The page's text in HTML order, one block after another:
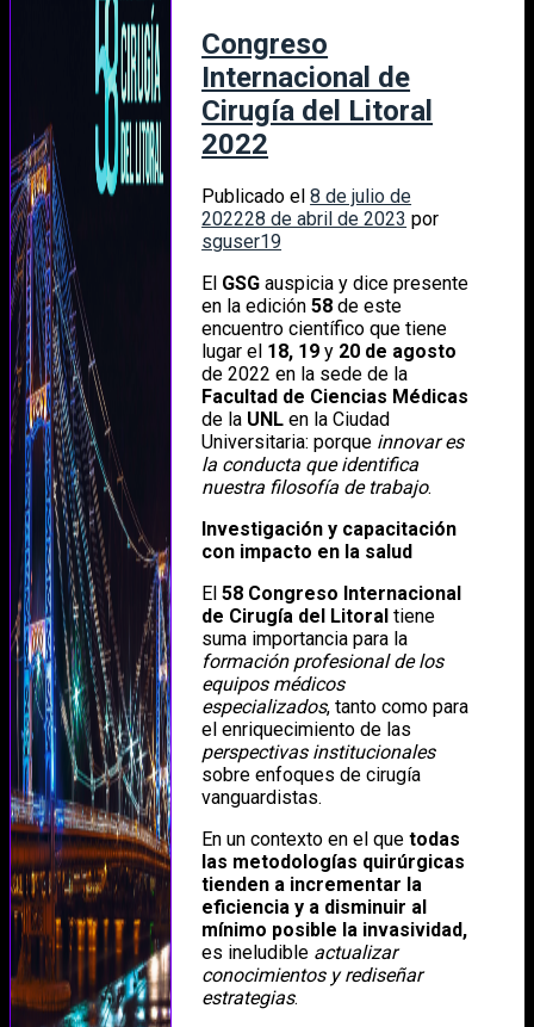
Congreso
Internacional de
Cirugía del Litoral
2022
Publicado el8 de julio de
202228 de abril de 2023 por
sguser19
El GSG auspicia y dice presente
en la edición58 de este
encuentro científico que tiene
lugar el 18, 19y 20 de agosto
de 2022 en la sede de la
Facultad de Ciencias Médicas
de la UNL en la Ciudad
Universitaria: porque innovar es
la conducta que identifica
nuestra filosofía de trabajo.
Investigación y capacitación
con impacto en la salud
El58 Congreso Internacional
de Cirugía del Litoral tiene
suma importancia para la
formación profesional de los
equipos médicos
especializados, tanto como para
el enriquecimiento de las
perspectivas institucionales
sobre enfoques de cirugía
vanguardistas.
En un contexto en el quetodas
las metodologías quirúrgicas
tienden a incrementar la
eficiencia y a disminuir al
mínimo posible la invasividad,
es ineludible actualizar
conocimientos y rediseñar
estrategias.